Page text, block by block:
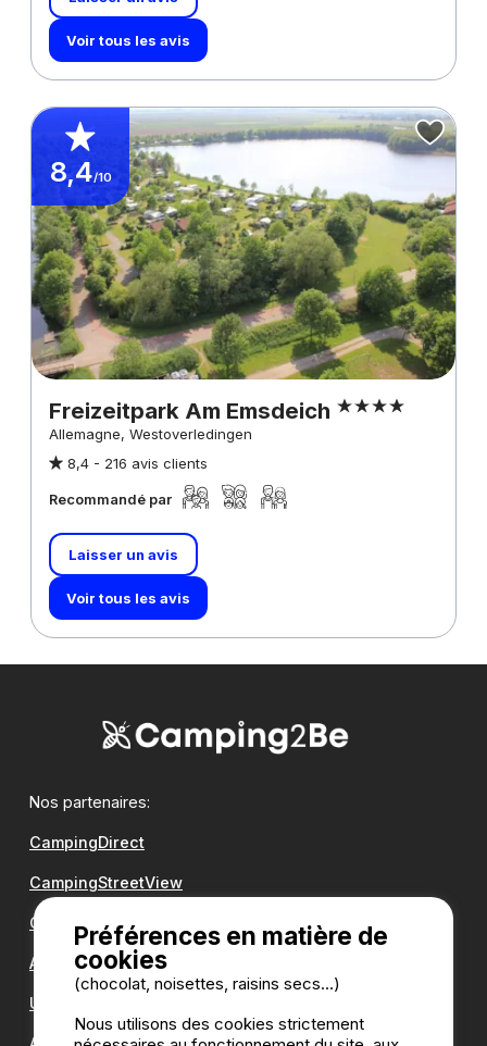
Voir tous les avis
8,4/10
Freizeitpark Am Emsdeich
Allemagne, Westoverledingen
8,4 - 216 avis clients
Recommandé par
Laisser un avis
Voir tous les avis
Nos partenaires:
CampingDirect
CampingStreetView
Groupe Romanée
Antilope VAN
Une question ?
Préférences en matière de
cookies
(chocolat, noisettes, raisins secs...)
Nous utilisons des cookies strictement